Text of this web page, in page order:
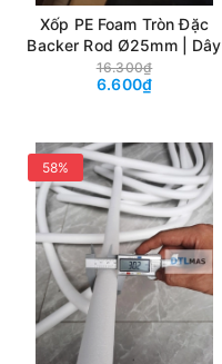
Xốp PE Foam Tròn Đặc
Backer Rod Ø25mm | Dây
Xốp Chèn Khe, Tạo Hình
Decor, Handmade & May
16.300₫
6.600₫
58%